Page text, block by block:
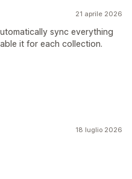
21 aprile 2026
sync everything
it for each collection.
18 luglio 2026